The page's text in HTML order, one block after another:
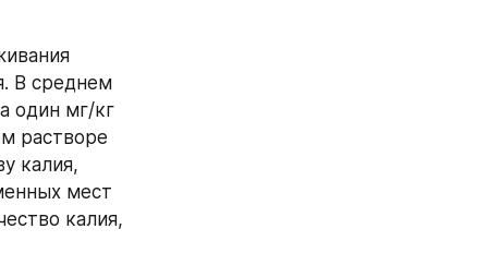
В среднем
один мг/кг
растворе
калия,
мест
калия,